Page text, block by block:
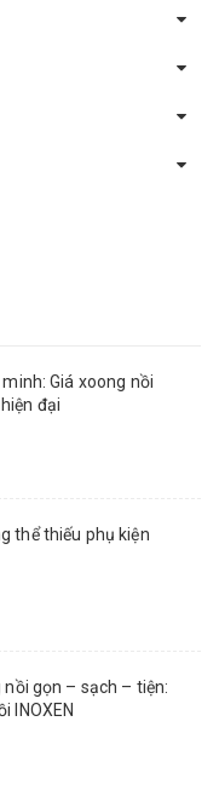
Giá xoong nồi
đại
thể thiếu phụ kiện
gọn – sạch – tiện:
INOXEN